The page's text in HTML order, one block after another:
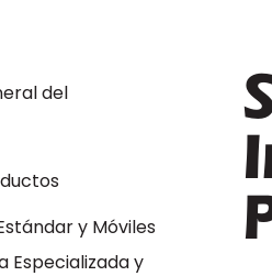
del
y Móviles
Especializada y